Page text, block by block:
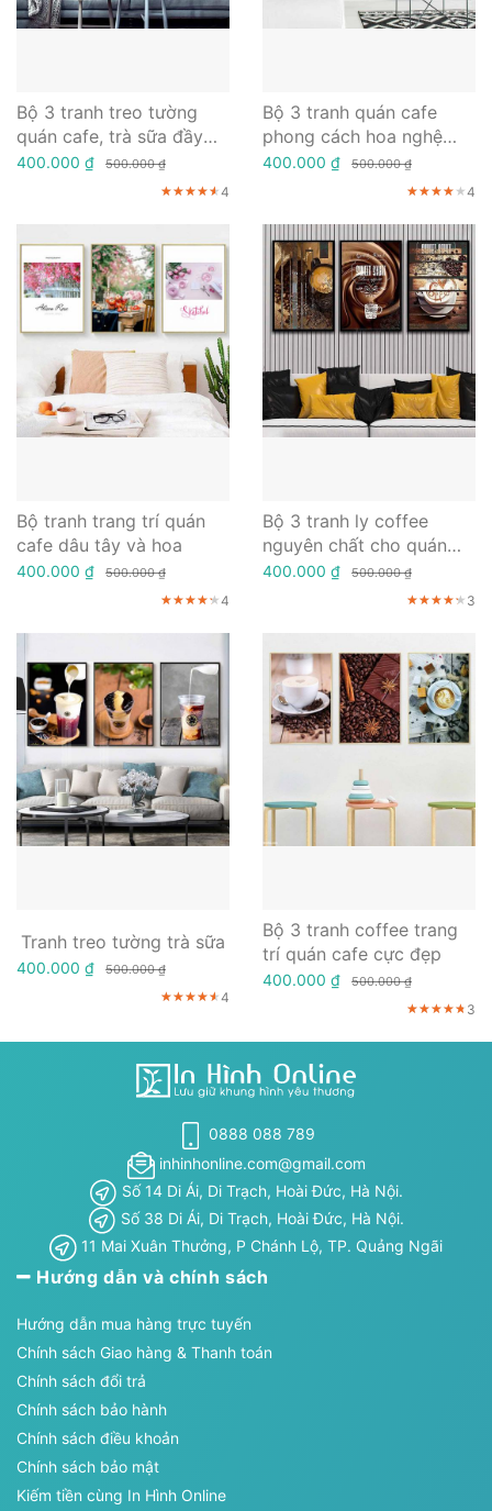
Bộ 3 tranh treo tường
quán cafe, trà sữa đầy
nghệ thuật
400.000 ₫ 500.000 ₫
★★★★★
★★★★★
★★★★★4
Bộ 3 tranh quán cafe
phong cách hoa nghệ
thuật
400.000 ₫ 500.000 ₫
★★★★★
★★★★★
★★★★★4
Bộ tranh trang trí quán
cafe dâu tây và hoa
400.000 ₫ 500.000 ₫
★★★★★
★★★★★
★★★★★4
Bộ 3 tranh ly coffee
nguyên chất cho quán
cafe
400.000 ₫ 500.000 ₫
★★★★★
★★★★★
★★★★★ 3
Tranh treo tường trà sữa
400.000 ₫ 500.000 ₫
★★★★★
★★★★★
★★★★★4
Bộ 3 tranh coffee trang
trí quán cafe cực đẹp
400.000 ₫ 500.000 ₫
★★★★★
★★★★★
★★★★★ 3
0888 088 789
inhinhonline.com@gmail.com
Số 14 Di Ái, Di Trạch, Hoài Đức, Hà Nội.
Số 38 Di Ái, Di Trạch, Hoài Đức, Hà Nội.
11 Mai Xuân Thưởng, P Chánh Lộ, TP. Quảng Ngãi
Hướng dẫn và chính sách
Hướng dẫn mua hàng trực tuyến
Chính sách Giao hàng & Thanh toán
Chính sách đổi trả
Chính sách bảo hành
Chính sách điều khoản
Chính sách bảo mật
Kiếm tiền cùng In Hình Online